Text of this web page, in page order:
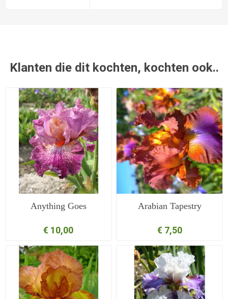
Klanten die dit kochten, kochten ook..
Anything Goes
€ 10,00
Arabian Tapestry
€ 7,50